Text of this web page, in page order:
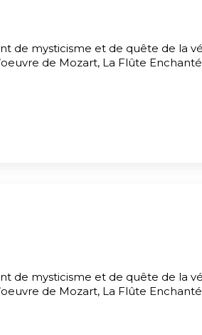
de mysticisme et de quête de la
de Mozart, La Flûte
de mysticisme et de quête de la
de Mozart, La Flûte